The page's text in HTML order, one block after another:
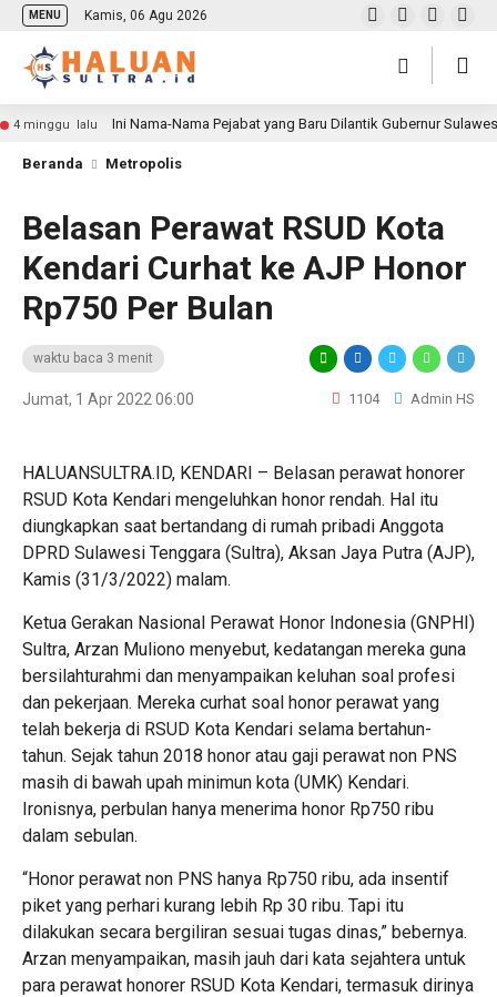
MENU Kamis, 06 Agu 2026
4 minggu lalu Ini Nama-Nama Pejabat yang Baru Dilantik Gubernur
Beranda Metropolis
Belasan Perawat RSUD Kota
Kendari Curhat ke AJP Honor
Rp750 Per Bulan
waktu baca 3 menit
Jumat, 1 Apr 2022 06:00 1104 Admin HS
HALUANSULTRA.ID, KENDARI – Belasan perawat honorer
RSUD Kota Kendari mengeluhkan honor rendah. Hal itu
diungkapkan saat bertandang di rumah pribadi Anggota
DPRD Sulawesi Tenggara (Sultra), Aksan Jaya Putra (AJP),
Kamis (31/3/2022) malam.
Ketua Gerakan Nasional Perawat Honor Indonesia (GNPHI)
Sultra, Arzan Muliono menyebut, kedatangan mereka guna
bersilahturahmi dan menyampaikan keluhan soal profesi
dan pekerjaan. Mereka curhat soal honor perawat yang
telah bekerja di RSUD Kota Kendari selama bertahun-
tahun. Sejak tahun 2018 honor atau gaji perawat non PNS
masih di bawah upah minimun kota (UMK) Kendari.
Ironisnya, perbulan hanya menerima honor Rp750 ribu
dalam sebulan.
“Honor perawat non PNS hanya Rp750 ribu, ada insentif
piket yang perhari kurang lebih Rp 30 ribu. Tapi itu
dilakukan secara bergiliran sesuai tugas dinas,” bebernya.
Arzan menyampaikan, masih jauh dari kata sejahtera untuk
para perawat honorer RSUD Kota Kendari, termasuk dirinya